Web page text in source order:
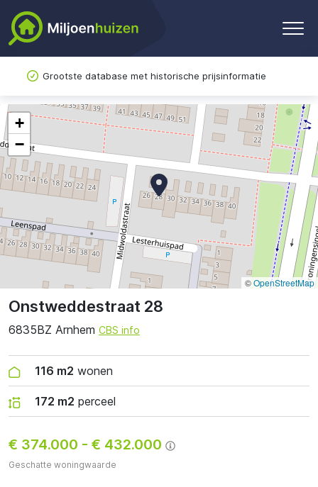
Grootste database met historische prijsinformatie
Onstweddestraat 28
6835BZ Arnhem CBS info
116 m2 wonen
172 m2 perceel
€ 374.000 - € 432.000
Geschatte woningwaarde
+
−
©OpenStreetMap